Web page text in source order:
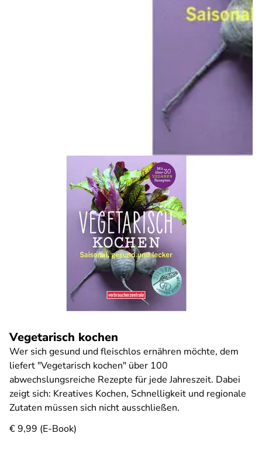
Vegetarisch kochen
Wer sich gesund und fleischlos ernähren möchte, dem
liefert "Vegetarisch kochen" über 100
abwechslungsreiche Rezepte für jede Jahreszeit. Dabei
zeigt sich: Kreatives Kochen, Schnelligkeit und regionale
Zutaten müssen sich nicht ausschließen.
€ 9,99 (E-Book)